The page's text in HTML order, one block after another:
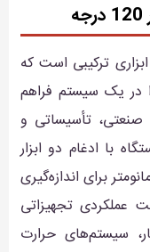
ابزاری ترکیبی است که
در یک سیستم فراهم
تأسیساتی و
با ادغام دو ابزار
برای اندازه‌گیری
عملکردی تجهیزاتی
سیستم‌های حرارت